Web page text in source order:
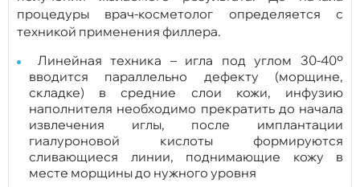
процедуры врач-косметолог определяется с
техникой применения филлера.
Линейная техника – игла под углом 30-40º
вводится параллельно дефекту (морщине,
складке) в средние слои кожи, инфузию
наполнителя необходимо прекратить до начала
извлечения иглы, после имплантации
гиалуроновой кислоты формируются
сливающиеся линии, поднимающие кожу в
месте морщины до нужного уровня